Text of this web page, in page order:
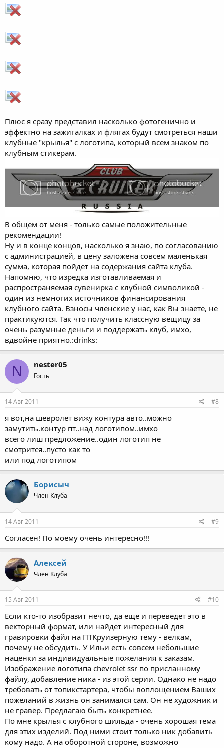
Плюс я сразу представил насколько фотогенично и
эффектно на зажигалках и флягах будут смотреться наши
клубные "крылья" с логотипа, который всем знаком по
клубным стикерам.
В общем от меня - только самые положительные
рекомендации!
Ну и в конце концов, насколько я знаю, по согласованию
с администрацией, в цену заложена совсем маленькая
сумма, которая пойдет на содержания сайта клуба.
Напомню, что изредка изготавливаемая и
распространяемая сувенирка с клубной символикой -
один из немногих источников финансирования
клубного сайта. Взносы членские у нас, как Вы знаете, не
практикуются. Так что получить классную вещицу за
очень разумные деньги и поддержать клуб, имхо,
вдвойне приятно.:drinks:
N nester05
Гость
14 Авг 2011 #8
я вот,на шевролет вижу контура авто..можно
замутить.контур пт..над логотипом..имхо
всего лиш предложение..один логотип не
смотрится..пусто как то
или под логотипом
Борисыч
Член Клуба
14 Авг 2011 #9
Согласен! По моему очень интересно!!!
Алексей
Член Клуба
15 Авг 2011 #10
Если кто-то изобразит нечто, да еще и переведет это в
векторный формат, или найдет интересный для
гравировки файл на ПТКруизерную тему - велкам,
почему не обсудить. У Ильи есть совсем небольшие
наценки за индивидуальные пожелания к заказам.
Изображение логотипа chevrolet ssr по присланному
файлу, добавление ника - из этой серии. Однако не надо
требовать от топикстартера, чтобы воплощением Ваших
пожеланий в жизнь он занимался сам. Он не художник и
не гравёр. Предлагаю быть конкретнее.
По мне крылья с клубного шильда - очень хорошая тема
для этих изделий. Под ними стоит только ник добавить
кому надо. А на оборотной стороне, возможно